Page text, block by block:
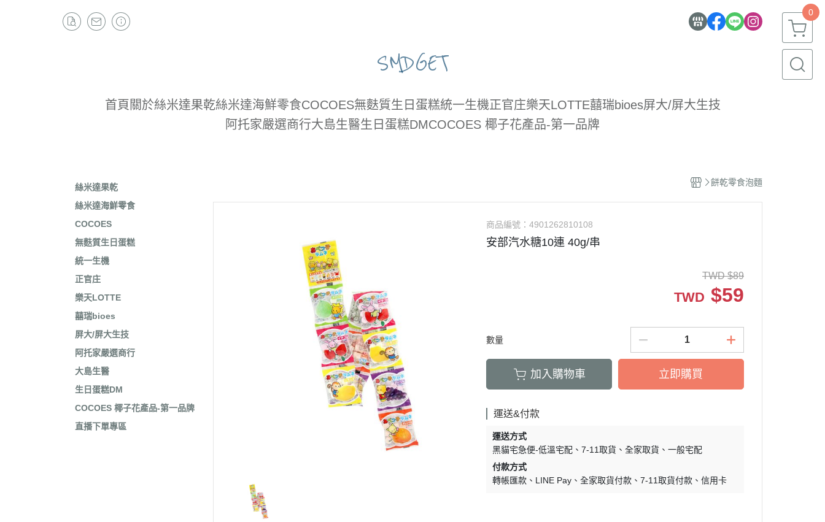
0
SMDGET
首頁 關於絲米達果乾絲米達海鮮零食COCOES無麩質生日蛋糕統一生機正官庄樂天LOTTE囍瑞bioes屏大/屏大生技
阿托家嚴選商行大島生醫生日蛋糕DMCOCOES 椰子花產品-第一品牌
絲米達果乾
絲米達海鮮零食
COCOES
無麩質生日蛋糕
統一生機
正官庄
樂天LOTTE
囍瑞bioes
屏大/屏大生技
阿托家嚴選商行
大島生醫
生日蛋糕DM
COCOES 椰子花產品-第一品牌
直播下單專區
餅乾零食泡麵
商品編號：4901262810108
安部汽水糖10連 40g/串
TWD $89
TWD $59
數量
加入購物車 立即購買
運送&付款
運送方式
黑貓宅急便-低溫宅配
7-11取貨 全家取貨
一般宅配
付款方式
轉帳匯款
LINE Pay 全家取貨付款 7-11取貨付款 信用卡